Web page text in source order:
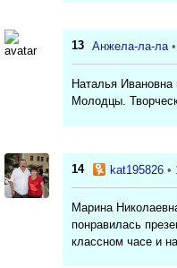
13 Анжела-ла-ла
Наталья
Молодцы.
14 kat195826 •
Марина
понравилась
классном часе и